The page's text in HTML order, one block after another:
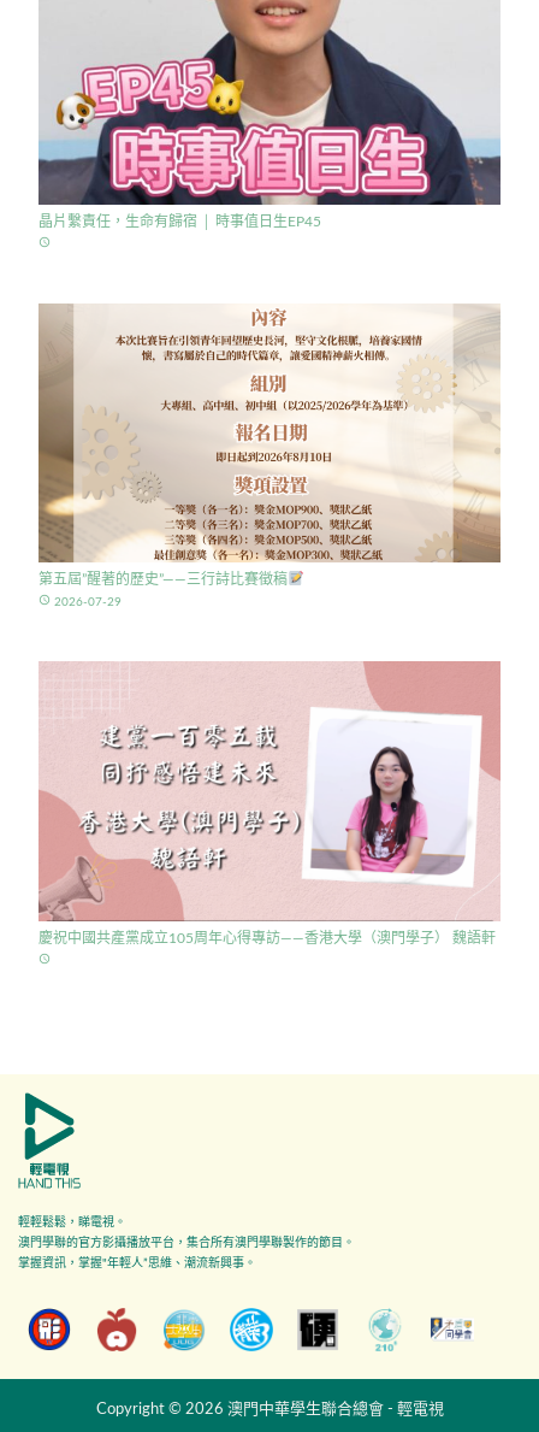
晶片繫責任，生命有歸宿 │ 時事值日生EP45
access_time
第五屆”醒著的歷史”——三行詩比賽徵稿
access_time 2026-07-29
慶祝中國共產黨成立105周年心得專訪——香港大學（澳門學子） 魏語軒
access_time
輕輕鬆鬆，睇電視。
澳門學聯的官方影攝播放平台，集合所有澳門學聯製作的節目。
掌握資訊，掌握"年輕人”思維、潮流新興事。
Copyright © 2026 澳門中華學生聯合總會 - 輕電視